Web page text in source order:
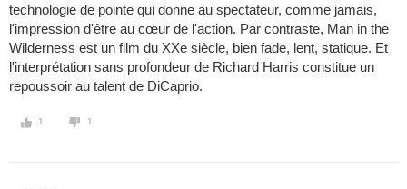
technologie de pointe qui donne au spectateur, comme jamais,
l'impression d'être au cœur de l'action. Par contraste, Man in the
Wilderness est un film du XXe siècle, bien fade, lent, statique. Et
l'interprétation sans profondeur de Richard Harris constitue un
repoussoir au talent de DiCaprio.
1 1